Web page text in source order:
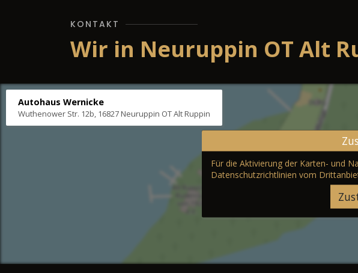
KONTAKT
Wir in Neuruppin OT Alt
Autohaus Wernicke
Wuthenower Str. 12b, 16827 Neuruppin OT Alt Ruppin
Für die Aktivierung der Karten- und
Datenschutzrichtlinien vom